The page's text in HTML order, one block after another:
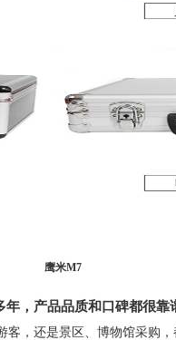
鹰米M7
年，产品品质和口碑都很靠
，还是景区、博物馆采购，